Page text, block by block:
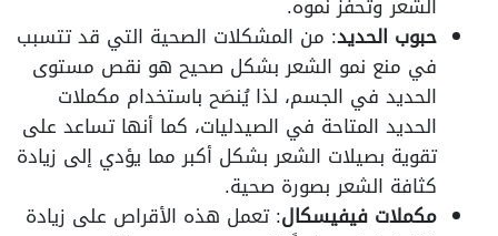
حبوب الحديد: من المشكلات الصحية التي قد تتسبب
في منع نمو الشعر بشكل صحيح هو نقص مستوى
الحديد في الجسم، لذا يُنصَح باستخدام مكملات
الحديد المتاحة في الصيدليات، كما أنها تساعد على
تقوية بصيلات الشعر بشكل أكبر مما يؤدي إلى زيادة
كثافة الشعر بصورة صحية.
مكملات فيفيسكال: تعمل هذه الأقراص على زيادة